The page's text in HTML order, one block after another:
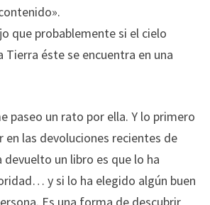
que probablemente si el cielo
éste se encuentra en una
paseo un rato por ella. Y lo primero
en las devoluciones recientes de
devuelto un libro es que lo ha
y si lo ha elegido algún buen